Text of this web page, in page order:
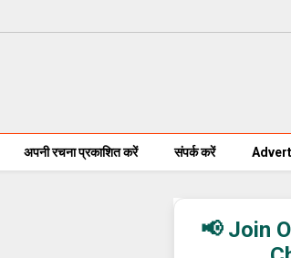
अपनी रचना प्रकाशित करें संपर्क करें
📢 Join